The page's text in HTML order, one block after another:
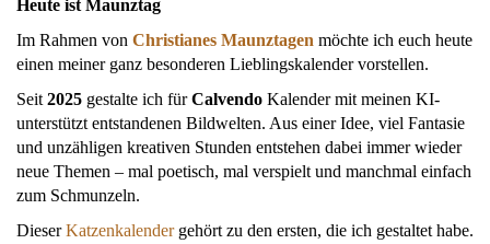
Heute ist Maunztag
Im Rahmen von Christianes Maunztagen möchte ich euch heute
einen meiner ganz besonderen Lieblingskalender vorstellen.
Seit2025 gestalte ich fürCalvendo Kalender mit meinen KI-
unterstützt entstandenen Bildwelten. Aus einer Idee, viel Fantasie
und unzähligen kreativen Stunden entstehen dabei immer wieder
neue Themen – mal poetisch, mal verspielt und manchmal einfach
zum Schmunzeln.
DieserKatzenkalendergehört zu den ersten, die ich gestaltet habe.